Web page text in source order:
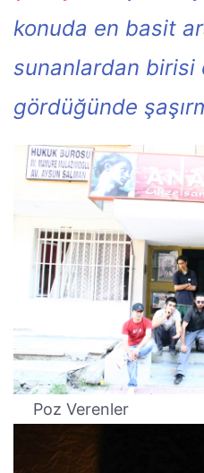
konuda en basit
sunanlardan birisi
gördüğünde
Poz Verenler